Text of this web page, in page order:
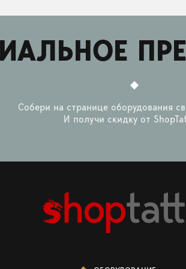
Собери на странице оборудования
И получи скидку от